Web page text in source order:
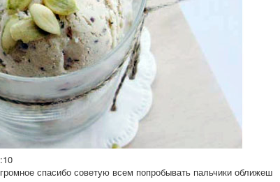
спасибо советую всем попробывать пальчики оближеш